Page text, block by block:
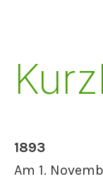
1893
Am 1.